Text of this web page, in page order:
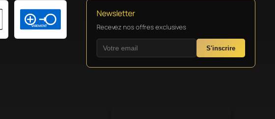
VIREMENT
Newsletter
Recevez nos offres exclusives
S'inscrire